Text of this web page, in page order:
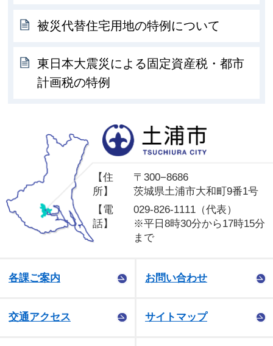
被災代替住宅用地の特例について
東日本大震災による固定資産税・都市
計画税の特例
【住
所】
〒300−8686
茨城県土浦市大和町9番1号
【電
話】
029-826-1111（代表）
※平日8時30分から17時15分
まで
各課ご案内 お問い合わせ
交通アクセス サイトマップ